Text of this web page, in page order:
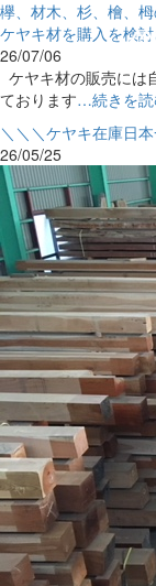
欅、材木、杉、檜、
ケヤキ材を購入を検
26/07/06
ケヤキ材の販売には
ております…続きを
＼＼＼ケヤキ在庫日
26/05/25